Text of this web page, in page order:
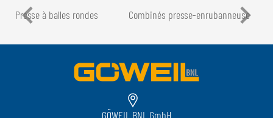
Presse à balles rondes Combinés presse-enrubanneuse
GÖWEIL BNL GmbH